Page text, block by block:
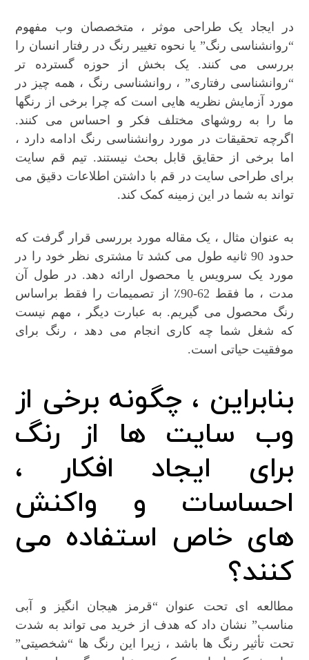
در ایجاد یک طراحی موثر ، متخصصان وب مفهوم
“روانشناسی رنگ” یا نحوه تغییر رنگ در رفتار انسان را
بررسی می کنند. یک بخش از حوزه گسترده تر
“روانشناسی رفتاری” ، روانشناسی رنگ ، همه چیز در
مورد آزمایش نظریه هایی است که چرا برخی از رنگها
ما را به روشهای مختلف فکر و احساس می کنند.
اگرچه تحقیقات در مورد روانشناسی رنگ ادامه دارد ،
اما برخی از حقایق قابل بحث نیستند. تیم قم سایت
برای طراحی سایت در قم با داشتن اطلاعات دقیق می
تواند به شما در این زمینه کمک کند.
به عنوان مثال ، یک مقاله مورد بررسی قرار گرفت که
حدود 90 ثانیه طول می کشد تا مشتری نظر خود را در
مورد یک سرویس یا محصول ارائه دهد. در طول آن
مدت ، ما فقط 62-90٪ از تصمیمات را فقط براساس
رنگ محصول می گیریم. به عبارت دیگر ، مهم نیست
که شغل شما چه کاری انجام می دهد ، رنگ برای
موفقیت حیاتی است.
بنابراین ، چگونه برخی از
وب سایت ها از رنگ
برای ایجاد افکار ،
احساسات و واکنش
های خاص استفاده می
کنند؟
مطالعه ای تحت عنوان “قرمز هیجان انگیز و آبی
مناسب” نشان داد که هدف از خرید می تواند به شدت
تحت تأثیر رنگ ها باشد ، زیرا این رنگ ها “شخصیتی”